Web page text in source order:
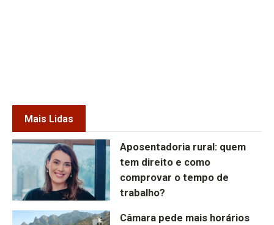
Mais Lidas
Aposentadoria rural: quem
tem direito e como
comprovar o tempo de
trabalho?
Câmara pede mais horários